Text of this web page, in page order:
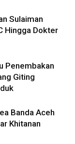
Sulaiman
Hingga Dokter
Penembakan
Giting
Banda Aceh
Khitanan